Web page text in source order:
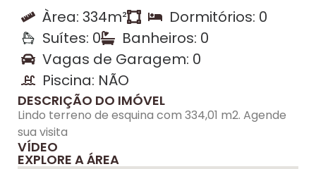
Àrea: 334m²
Dormitórios: 0
Suítes: 0
Banheiros: 0
Vagas de Garagem: 0
Piscina: NÃO
DESCRIÇÃO DO IMÓVEL
Lindo terreno de esquina com 334,01 m2. Agende
sua visita
VÍDEO
EXPLORE A ÁREA